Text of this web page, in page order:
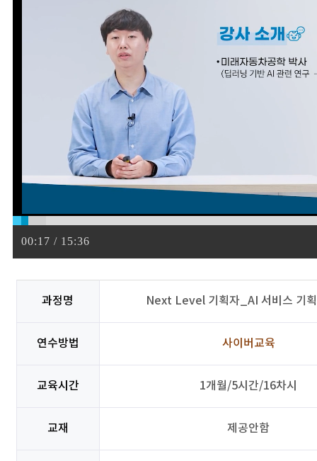
00:17 / 15:36
과정명 Next Level 기획자_AI 서비스 기
연수방법 사이버교육
교육시간 1개월/5시간/16차시
교재 제공안함